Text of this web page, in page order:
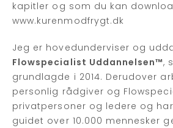
kapitler og som du kan
www.kurenmodfrygt.dk
Jeg er hovedunderviser og
Flowspecialist Uddannelsen™,
grundlagde i 2014. Derudover
personlig rådgiver og
privatpersoner og ledere og
guidet over 10.000 mennesker